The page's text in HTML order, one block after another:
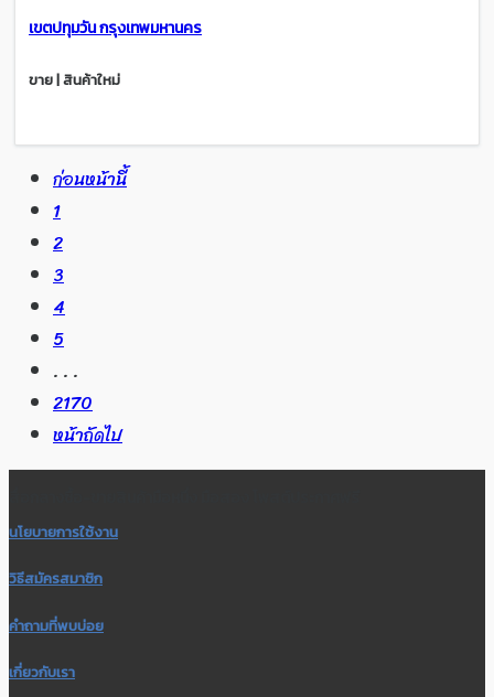
เขตปทุมวัน กรุงเทพมหานคร
ขาย | สินค้าใหม่
ก่อนหน้านี้
1
2
3
4
5
. . .
2170
หน้าถัดไป
นโยบายการใช้งาน
วิธีสมัครสมาชิก
คำถามที่พบบ่อย
เกี่ยวกับเรา